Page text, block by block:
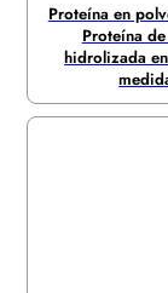
Proteína en
Proteína
hidrolizada